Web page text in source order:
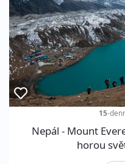
15-
Nepál - Mount
horou